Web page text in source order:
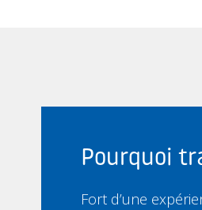
Pourquoi
Fort d’une